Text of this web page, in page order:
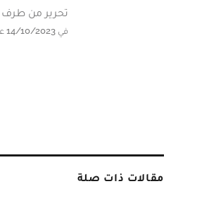
تحرير من طرف
في 14/10/2023 على الساعة 14:54
مقالات ذات صلة